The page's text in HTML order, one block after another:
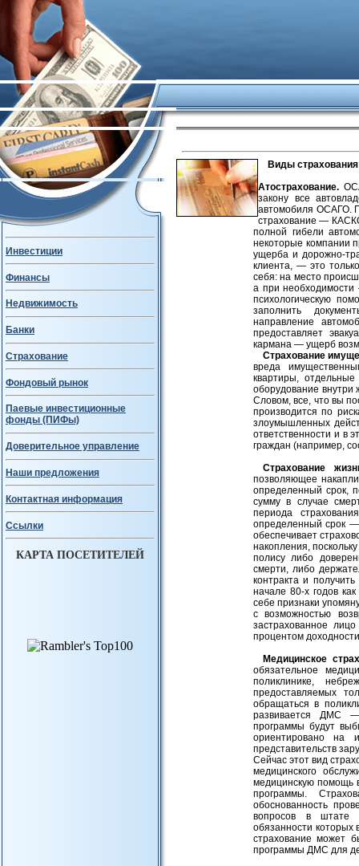
Инвестиции
Финансы
Недвижимость
Банки
Страхование
Фондовый рынок
Паевые инвестиционные
фонды (ПИФы)
Доверительное управление
Наши предложения
Контактная информация
Ссылки
КАРТА ПОСЕТИТЕЛЕЙ
Виды страхования
Атострахование.
закону все
автомобиля ОСАГО.
страхование —
полной гибели
некоторые компании
ущерба и дорожно-
клиента, — это
себя: на место
а при
психологическую
заполнить
направление
предоставляет
кармана — ущерб
Страхование
вреда
квартиры,
оборудование
Словом, все, что вы
производится по
злоумышленных
ответственности и в
граждан (например,
Страхование
позволяющее
определенный срок,
сумму в случае
периода
определенный срок
обеспечивает
накопления,
полису либо
смерти, либо
контракта и
начале 80-х годов
себе признаки
с возможностью
застрахованное
процентом
Медицинское
обязательное
поликлинике,
предоставляемых
обращаться в
развивается ДМС —
программы будут
ориентировано на
представительств
Сейчас этот вид
медицинского
медицинскую помощь
программы.
обоснованность
вопросов в штате
обязанности которых
страхование может
программы ДМС для